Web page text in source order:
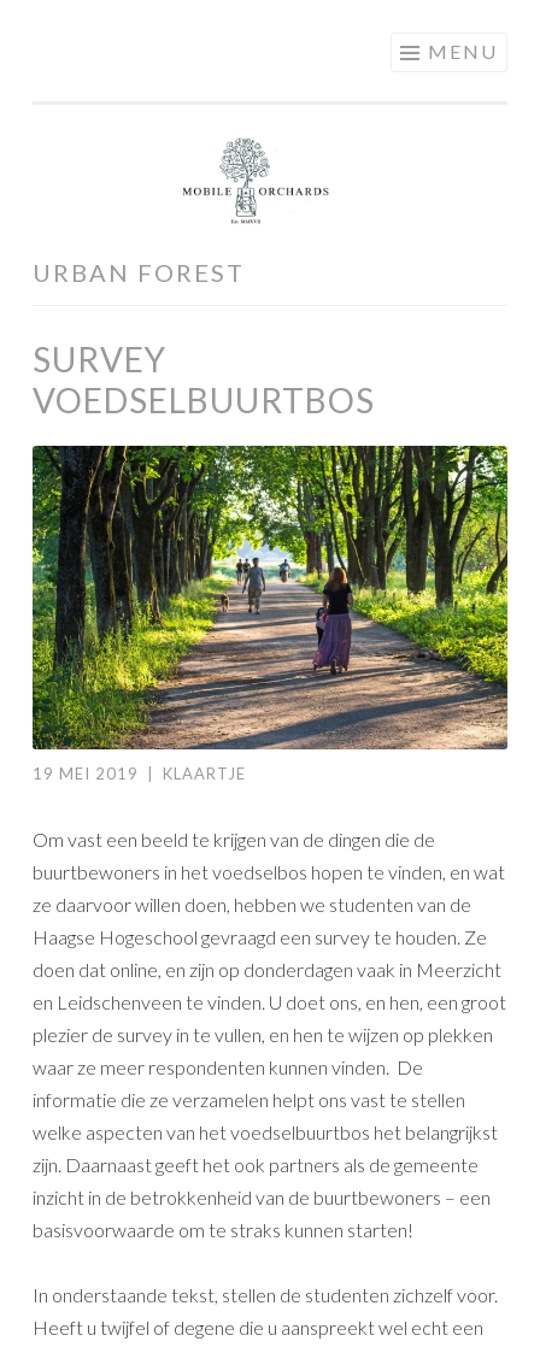
MENU
URBAN FOREST
SURVEY
VOEDSELBUURTBOS
19 MEI 2019 KLAARTJE
Om vast een beeld te krijgen van de dingen die de
buurtbewoners in het voedselbos hopen te vinden, en wat
ze daarvoor willen doen, hebben we studenten van de
Haagse Hogeschool gevraagd een survey te houden. Ze
doen dat online, en zijn op donderdagen vaak in Meerzicht
en Leidschenveen te vinden. U doet ons, en hen, een groot
plezier de survey in te vullen, en hen te wijzen op plekken
waar ze meer respondenten kunnen vinden. De
informatie die ze verzamelen helpt ons vast te stellen
welke aspecten van het voedselbuurtbos het belangrijkst
zijn. Daarnaast geeft het ook partners als de gemeente
inzicht in de betrokkenheid van de buurtbewoners – een
basisvoorwaarde om te straks kunnen starten!
In onderstaande tekst, stellen de studenten zichzelf voor.
Heeft u twijfel of degene die u aanspreekt wel echt een